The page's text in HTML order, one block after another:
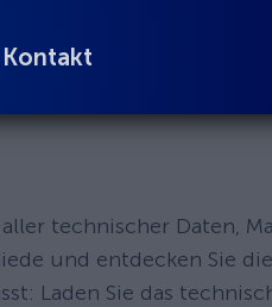
Kontakt
technischer Daten,
und entdecken Sie
Laden Sie das